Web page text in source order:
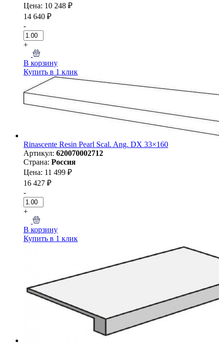
Цена: 10 248 ₽
14 640 ₽
-
+
В корзину
Купить в 1 клик
Rinascente Resin Pearl Scal. Ang. DX 33×160
Артикул: 620070002712
Страна: Россия
Цена: 11 499 ₽
16 427 ₽
-
+
В корзину
Купить в 1 клик